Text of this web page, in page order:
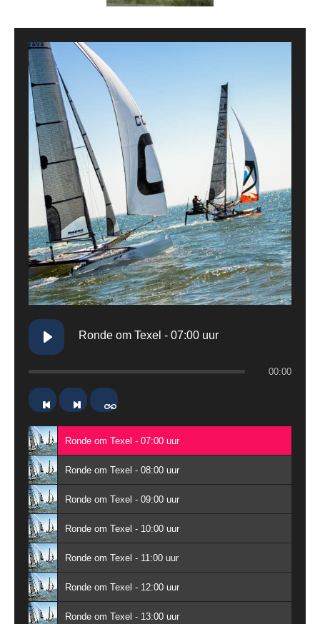
Ronde om Texel - 07:00 uur
00:00
Ronde om Texel - 07:00 uur
Ronde om Texel - 08:00 uur
Ronde om Texel - 09:00 uur
Ronde om Texel - 10:00 uur
Ronde om Texel - 11:00 uur
Ronde om Texel - 12:00 uur
Ronde om Texel - 13:00 uur